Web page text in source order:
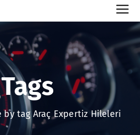
Tags
by tag Araç Expertiz Hileleri